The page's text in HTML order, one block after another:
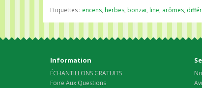
Etiquettes : encens, herbes, bonzai, line, arômes,
Information
ÉCHANTILLONS GRATUITS
Foire Aux Questions